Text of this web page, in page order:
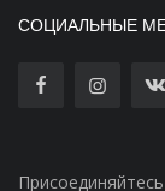
СОЦИАЛЬНЫЕ